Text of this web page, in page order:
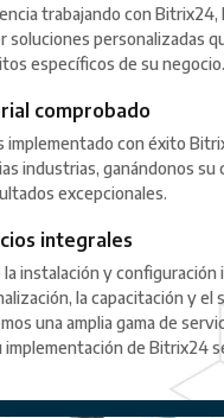
trabajando con Bitrix24,
soluciones personalizadas
específicos de su negocio.
comprobado
implementado con éxito
industrias, ganándonos su
excepcionales.
integrales
la instalación y configuración
la capacitación y el
una amplia gama de
implementación de Bitrix24